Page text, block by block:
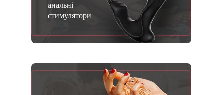
анальні
стимулятори